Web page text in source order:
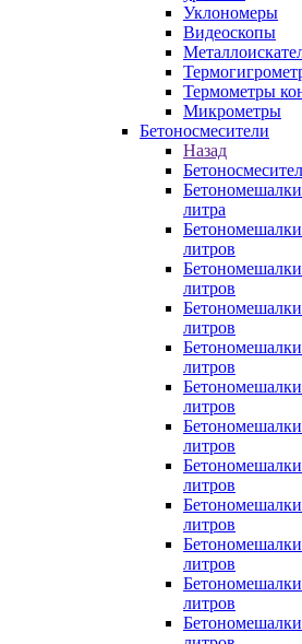
Уклономеры
Видеоскопы
Термометры
Микрометры
Бетоносмесители
Назад
литра
литров
литров
литров
литров
литров
литров
литров
литров
литров
литров